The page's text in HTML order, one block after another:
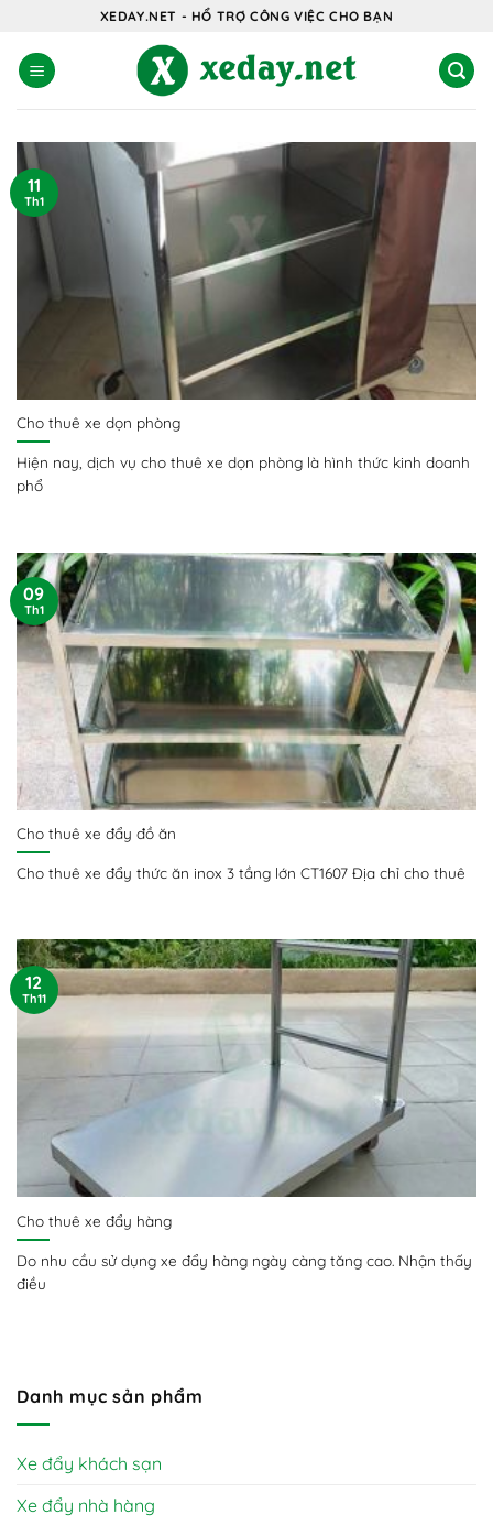
nội
dung
XEDAY.NET - HỔ TRỢ CÔNG VIỆC CHO BẠN
Cho thuê xe dọn phòng
Hiện nay, dịch vụ cho thuê xe dọn phòng là hình thức kinh doanh
phổ
11
Th1
Cho thuê xe đẩy đồ ăn
Cho thuê xe đẩy thức ăn inox 3 tầng lớn CT1607 Địa chỉ cho thuê
09
Th1
Cho thuê xe đẩy hàng
Do nhu cầu sử dụng xe đẩy hàng ngày càng tăng cao. Nhận thấy
điều
12
Th11
Danh mục sản phẩm
Xe đẩy khách sạn
Xe đẩy nhà hàng